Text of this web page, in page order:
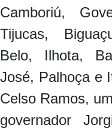
Camboriú,
Tijucas,
Belo, Ilhota,
José, Palhoça e
Celso Ramos,
governador